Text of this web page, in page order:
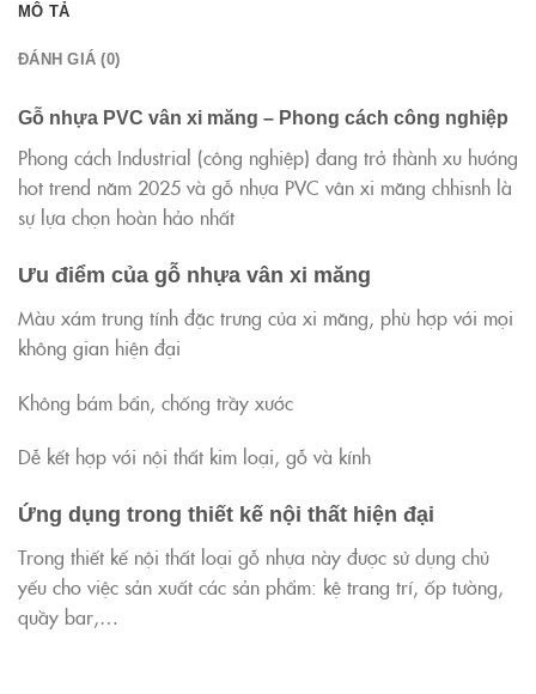
MÔ TẢ
ĐÁNH GIÁ (0)
Gỗ nhựa PVC vân xi măng – Phong cách công nghiệp
Phong cách Industrial (công nghiệp) đang trở thành xu hướng
hot trend năm 2025 và gỗ nhựa PVC vân xi măng chhisnh là
sự lựa chọn hoàn hảo nhất
Ưu điểm của gỗ nhựa vân xi măng
Màu xám trung tính đặc trưng của xi măng, phù hợp với mọi
không gian hiện đại
Không bám bẩn, chống trầy xước
Dễ kết hợp với nội thất kim loại, gỗ và kính
Ứng dụng trong thiết kế nội thất hiện đại
Trong thiết kế nội thất loại gỗ nhựa này được sử dụng chủ
yếu cho việc sản xuất các sản phẩm: kệ trang trí, ốp tường,
quầy bar,…